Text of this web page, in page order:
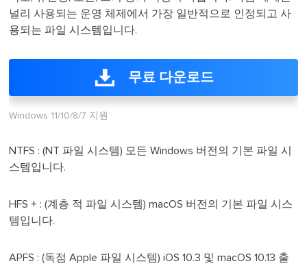
널리 사용되는 운영 체제에서 가장 일반적으로 인정되고 사
용되는 파일 시스템입니다.
무료 다운로드
Windows 11/10/8/7 지원
NTFS : (NT 파일 시스템) 모든 Windows 버전의 기본 파일 시
스템입니다.
HFS + : (계층 적 파일 시스템) macOS 버전의 기본 파일 시스
템입니다.
APFS : (독점 Apple 파일 시스템) iOS 10.3 및 macOS 10.13 출